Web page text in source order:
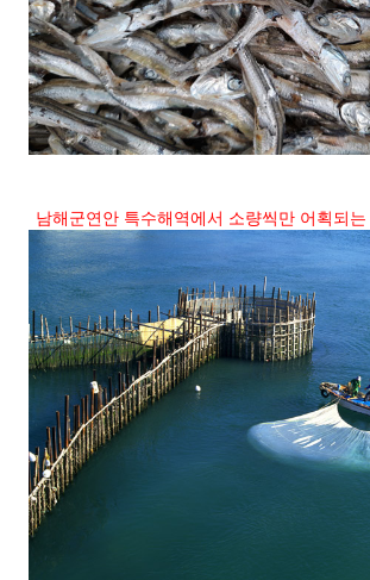
남해군연안 특수해역에서 소량씩만 어획되